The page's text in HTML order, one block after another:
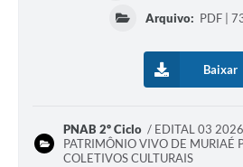
Arquivo: PDF |
Baixar
PNAB 2º Ciclo
EDITAL 03
PATRIMÔNIO VIVO DE MURIAÉ
COLETIVOS CULTURAIS